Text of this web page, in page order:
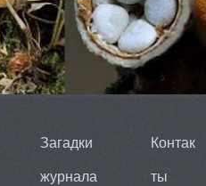
Загадки
журнала
Контак
ты